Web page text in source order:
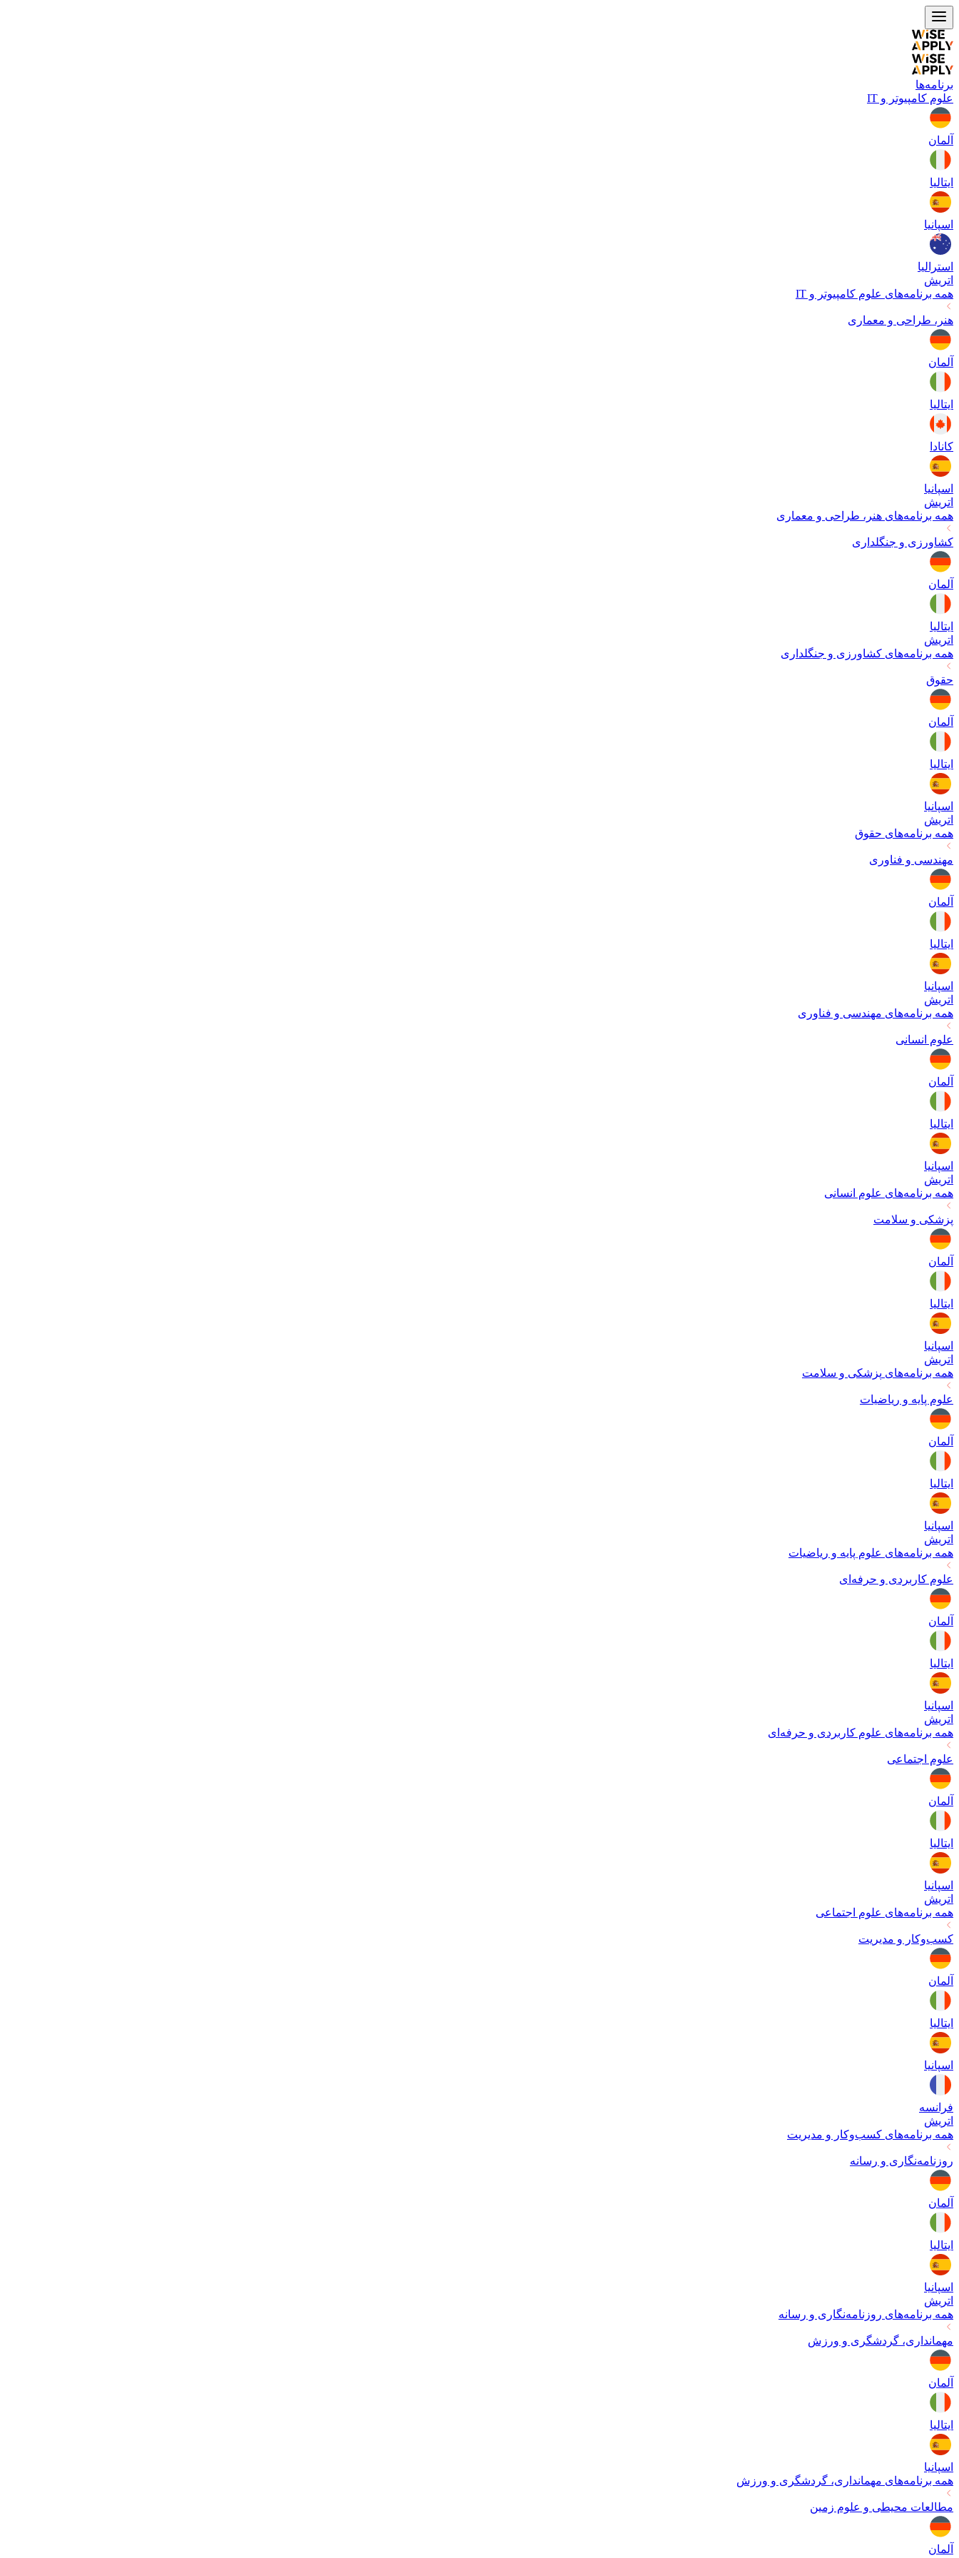
برنامه‌ها
علوم کامپیوتر و IT
آلمان
ایتالیا
اسپانیا
استرالیا
اتریش
همه برنامه‌های علوم کامپیوتر و IT
هنر، طراحی و معماری
آلمان
ایتالیا
کانادا
اسپانیا
اتریش
همه برنامه‌های هنر، طراحی و معماری
کشاورزی و جنگلداری
آلمان
ایتالیا
اتریش
همه برنامه‌های کشاورزی و جنگلداری
حقوق
آلمان
ایتالیا
اسپانیا
اتریش
همه برنامه‌های حقوق
مهندسی و فناوری
آلمان
ایتالیا
اسپانیا
اتریش
همه برنامه‌های مهندسی و فناوری
علوم انسانی
آلمان
ایتالیا
اسپانیا
اتریش
همه برنامه‌های علوم انسانی
پزشکی و سلامت
آلمان
ایتالیا
اسپانیا
اتریش
همه برنامه‌های پزشکی و سلامت
علوم پایه و ریاضیات
آلمان
ایتالیا
اسپانیا
اتریش
همه برنامه‌های علوم پایه و ریاضیات
علوم کاربردی و حرفه‌ای
آلمان
ایتالیا
اسپانیا
اتریش
همه برنامه‌های علوم کاربردی و حرفه‌ای
علوم اجتماعی
آلمان
ایتالیا
اسپانیا
اتریش
همه برنامه‌های علوم اجتماعی
کسب‌وکار و مدیریت
آلمان
ایتالیا
اسپانیا
فرانسه
اتریش
همه برنامه‌های کسب‌وکار و مدیریت
روزنامه‌نگاری و رسانه
آلمان
ایتالیا
اسپانیا
اتریش
همه برنامه‌های روزنامه‌نگاری و رسانه
مهمانداری، گردشگری و ورزش
آلمان
ایتالیا
اسپانیا
همه برنامه‌های مهمانداری، گردشگری و ورزش
مطالعات محیطی و علوم زمین
آلمان